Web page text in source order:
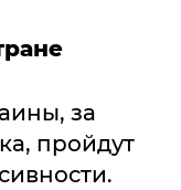
за
пройдут